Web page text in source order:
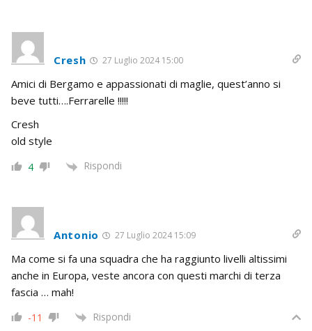
Cresh 27 Luglio 2024 15:00
Amici di Bergamo e appassionati di maglie, quest’anno si
beve tutti….Ferrarelle !!!!!
Cresh
old style
4 Rispondi
Antonio 27 Luglio 2024 15:09
Ma come si fa una squadra che ha raggiunto livelli altissimi
anche in Europa, veste ancora con questi marchi di terza
fascia … mah!
-11 Rispondi